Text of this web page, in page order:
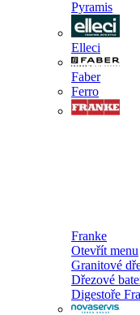
Pyramis
Elleci
Faber
Ferro
Franke
Otevřít menu
Granitové
Dřezové
Digestoře